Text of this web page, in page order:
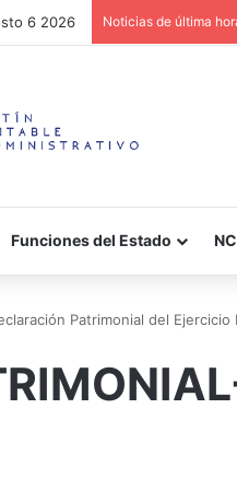
6 2026 Noticias de última
Funciones del Estado
Patrimonial del Ejercicio